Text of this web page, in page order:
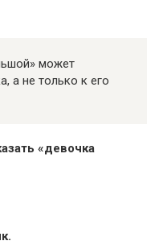
может
а не только к его
«девочка